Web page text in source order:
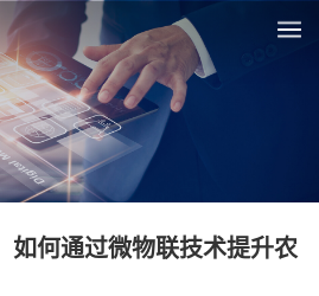
如何通过微物联技术提升农